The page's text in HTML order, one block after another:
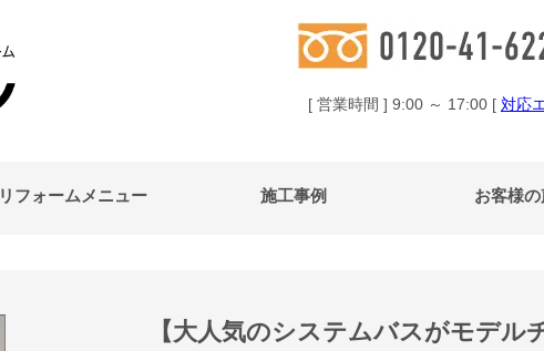
[ 営業時間 ] 9:00 ～ 17:00 [ 対応
リフォームメニュー 施工事例 お客様の
【大人気のシステムバスがモデ